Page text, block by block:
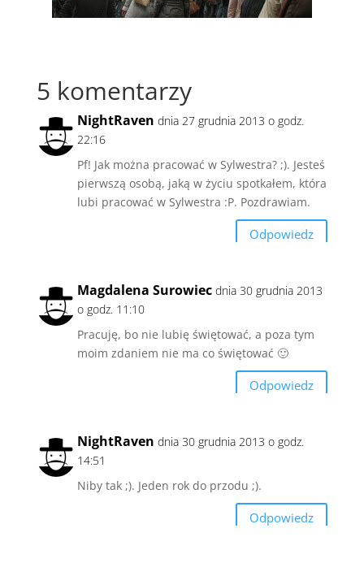
5 komentarzy
NightRaven dnia 27 grudnia 2013 o godz.
22:16
Pf! Jak można pracować w Sylwestra? ;). Jesteś
pierwszą osobą, jaką w życiu spotkałem, która
lubi pracować w Sylwestra :P. Pozdrawiam.
Odpowiedz
Magdalena Surowiec dnia 30 grudnia 2013
o godz. 11:10
Pracuję, bo nie lubię świętować, a poza tym
moim zdaniem nie ma co świętować 🙂
Odpowiedz
NightRaven dnia 30 grudnia 2013 o godz.
14:51
Niby tak ;). Jeden rok do przodu ;).
Odpowiedz